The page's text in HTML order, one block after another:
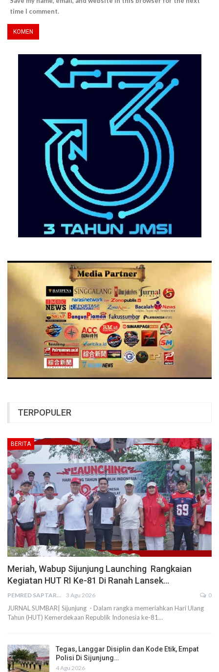
time I comment.
TERPOPULER
BERITA
Meriah, Wabup Sijunjung Launching Rangkaian
Kegiatan HUT RI Ke-81 Di Ranah Lansek…
PEMRED SAPTARIUS 3 Agu 2026 0
JURNAL SUMBAR| Sijunjung - Dalam rangka memeriahkan Hari Ulang
Tahun (HUT) Kemerdekaan Republik Indonesia ke-81…
Tegas, Langgar Disiplin dan Kode Etik, Empat
Polisi Di Sijunjung…
4 Agu 2026